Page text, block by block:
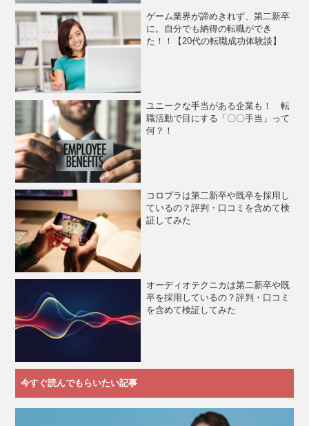
ゲーム業界が諦めきれず、第二新卒
に。自分でも納得の転職ができ
た！！【20代の転職成功体験談】
ユニークな手当がある企業も！ 転
職活動で目にする「〇〇手当」って
何？！
コロプラは第二新卒や既卒を採用し
ているの？評判・口コミを含めて検
証してみた
オーディオテクニカは第二新卒や既
卒を採用しているの？評判・口コミ
を含めて検証してみた
今すぐ読んでもらいたい記事